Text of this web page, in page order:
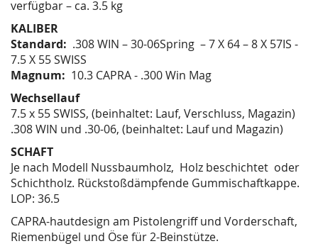
verfügbar – ca. 3.5 kg
KALIBER
Standard: .308 WIN – 30-06Spring – 7 X 64 – 8 X 57IS -
7.5 X 55 SWISS
Magnum: 10.3 CAPRA - .300 Win Mag
Wechsellauf
7.5 x 55 SWISS, (beinhaltet: Lauf, Verschluss, Magazin)
.308 WIN und .30-06, (beinhaltet: Lauf und Magazin)
SCHAFT
Je nach Modell Nussbaumholz, Holz beschichtet oder
Schichtholz. Rückstoßdämpfende Gummischaftkappe.
LOP: 36.5
CAPRA-hautdesign am Pistolengriff und Vorderschaft,
Riemenbügel und Öse für 2-Beinstütze.